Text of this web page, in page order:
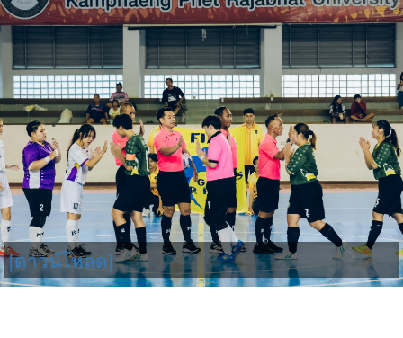
[ดาวน์โหลด]